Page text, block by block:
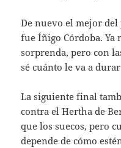
De nuevo el mejor
fue Íñigo Córdoba. Ya
sorprenda, pero con
sé cuánto le va a
La siguiente final
contra el Hertha de
que los suecos, pero
depende de cómo